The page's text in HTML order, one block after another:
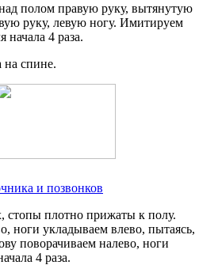
полом правую руку, вытянутую
руку, левую ногу. Имитируем
начала 4 раза.
на спине.
и позвонков
стопы плотно прижаты к полу.
ноги укладываем влево, пытаясь,
поворачиваем налево, ноги
4 раза.